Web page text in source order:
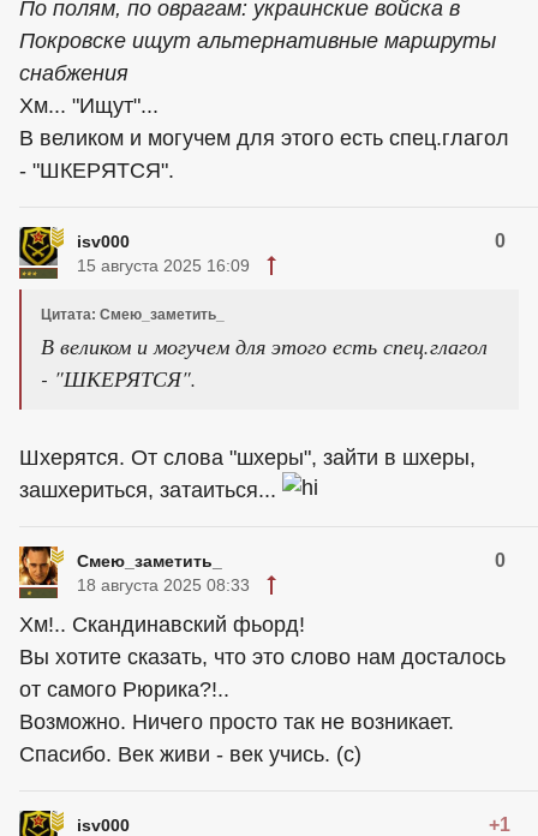
По полям, по оврагам: украинские войска в
Покровске ищут альтернативные маршруты
снабжения
Хм... "Ищут"...
В великом и могучем для этого есть спец.глагол
- "ШКЕРЯТСЯ".
isv000 0
15 августа 2025 16:09
Цитата: Смею_заметить_
В великом и могучем для этого есть спец.глагол
- "ШКЕРЯТСЯ".
Шхерятся. От слова "шхеры", зайти в шхеры,
зашхериться, затаиться...
Смею_заметить_ 0
18 августа 2025 08:33
Хм!.. Скандинавский фьорд!
Вы хотите сказать, что это слово нам досталось
от самого Рюрика?!..
Возможно. Ничего просто так не возникает.
Спасибо. Век живи - век учись. (с)
isv000 +1